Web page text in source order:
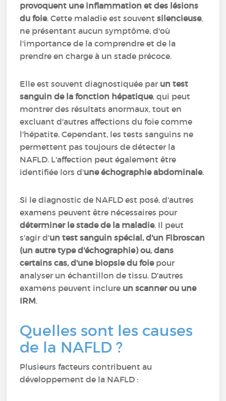
provoquent une inflammation et des lésions
du foie. Cette maladie est souventsilencieuse,
ne présentant aucun symptôme, d'où
l'importance de la comprendre et de la
prendre en charge à un stade précoce.
Elle est souvent diagnostiquée par un test
sanguin de la fonction hépatique, qui peut
montrer des résultats anormaux, tout en
excluant d'autres affections du foie comme
l'hépatite. Cependant, les tests sanguins ne
permettent pas toujours de détecter la
NAFLD. L'affection peut également être
identifiée lors d'une échographie abdominale.
Si le diagnostic de NAFLD est posé, d'autres
examens peuvent être nécessaires pour
déterminer le stade de la maladie. Il peut
s'agir d'un test sanguin spécial, d'un Fibroscan
(un autre type d'échographie) ou, dans
certains cas, d'une biopsie du foiepour
analyser un échantillon de tissu. D'autres
examens peuvent inclure un scanner ou une
IRM.
Quelles sont les causes
de la NAFLD ?
Plusieurs facteurs contribuent au
développement de la NAFLD :